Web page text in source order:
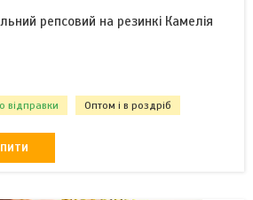
репсовий на резинкі Камелія
відправки Оптом і в роздріб